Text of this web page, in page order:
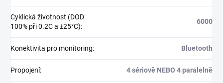
Cyklická životnost (DOD
100% při 0.2C a ±25°C):
6000
Konektivita pro monitoring: Bluetooth
Propojení: 4 sériově NEBO 4 paralelně